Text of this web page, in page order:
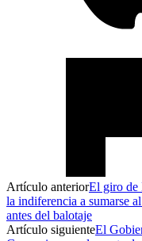
Artículo anteriorEl giro de
la indiferencia a sumarse
antes del balotaje
Artículo siguienteEl